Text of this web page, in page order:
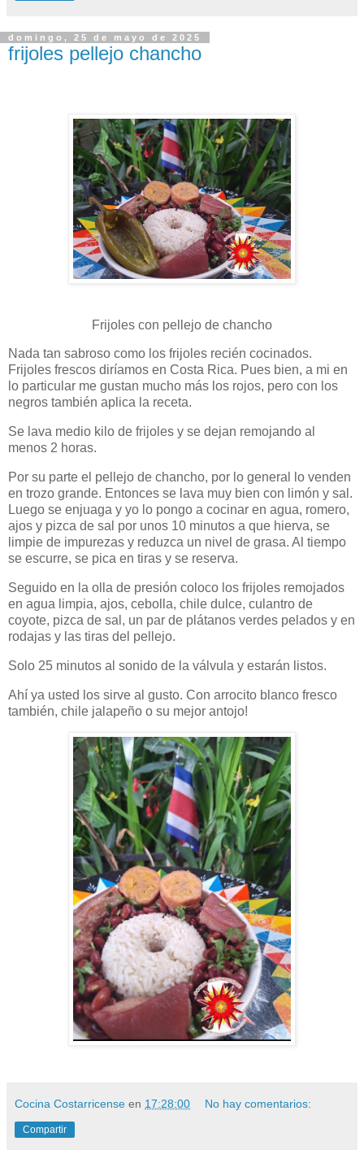
domingo, 25 de mayo de 2025
frijoles pellejo chancho
Frijoles con pellejo de chancho
Nada tan sabroso como los frijoles recién cocinados.
Frijoles frescos diríamos en Costa Rica. Pues bien, a mi en
lo particular me gustan mucho más los rojos, pero con los
negros también aplica la receta.
Se lava medio kilo de frijoles y se dejan remojando al
menos 2 horas.
Por su parte el pellejo de chancho, por lo general lo venden
en trozo grande. Entonces se lava muy bien con limón y sal.
Luego se enjuaga y yo lo pongo a cocinar en agua, romero,
ajos y pizca de sal por unos 10 minutos a que hierva, se
limpie de impurezas y reduzca un nivel de grasa. Al tiempo
se escurre, se pica en tiras y se reserva.
Seguido en la olla de presión coloco los frijoles remojados
en agua limpia, ajos, cebolla, chile dulce, culantro de
coyote, pizca de sal, un par de plátanos verdes pelados y en
rodajas y las tiras del pellejo.
Solo 25 minutos al sonido de la válvula y estarán listos.
Ahí ya usted los sirve al gusto. Con arrocito blanco fresco
también, chile jalapeño o su mejor antojo!
Cocina Costarricense en 17:28:00 No hay comentarios:
Compartir